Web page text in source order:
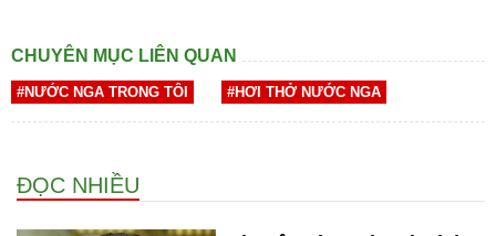
CHUYÊN MỤC LIÊN QUAN
#NƯỚC NGA TRONG TÔI #HƠI THỞ NƯỚC NGA
ĐỌC NHIỀU